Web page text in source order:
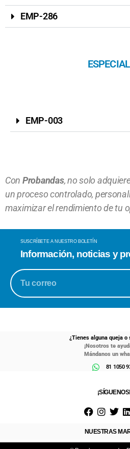
EMP-286
EMP-003
Con Probandas, no solo
un proceso controlado,
maximizar el rendimiento de tu
SUSCRÍBETE A NUESTRO BOLETÍN
Información, noticias y
¿Tienes alguna queja o
¡Nosotros te
Mándanos un
81 1050
¡SÍGUENOS!
NUESTRAS